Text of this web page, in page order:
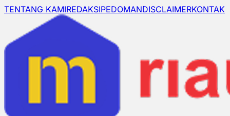
TENTANG KAMIREDAKSIPEDOMANDISCLAIMERKONTAK